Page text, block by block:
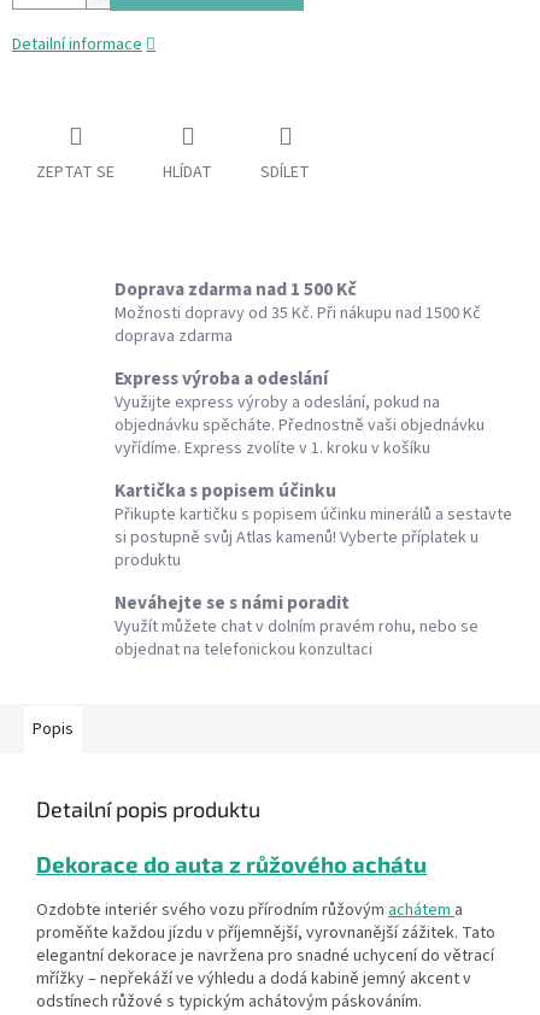
Detailní informace
ZEPTAT SE HLÍDAT SDÍLET
Doprava zdarma nad 1 500 Kč
Možnosti dopravy od 35 Kč. Při nákupu nad 1500 Kč
doprava zdarma
Express výroba a odeslání
Využijte express výroby a odeslání, pokud na
objednávku spěcháte. Přednostně vaši objednávku
vyřídíme. Express zvolíte v 1. kroku v košíku
Kartička s popisem účinku
Přikupte kartičku s popisem účinku minerálů a sestavte
si postupně svůj Atlas kamenů! Vyberte příplatek u
produktu
Neváhejte se s námi poradit
Využít můžete chat v dolním pravém rohu, nebo se
objednat na telefonickou konzultaci
Popis
Detailní popis produktu
Dekorace do auta z růžového achátu
Ozdobte interiér svého vozu přírodním růžovým achátem a
proměňte každou jízdu v příjemnější, vyrovnanější zážitek. Tato
elegantní dekorace je navržena pro snadné uchycení do větrací
mřížky – nepřekáží ve výhledu a dodá kabině jemný akcent v
odstínech růžové s typickým achátovým páskováním.